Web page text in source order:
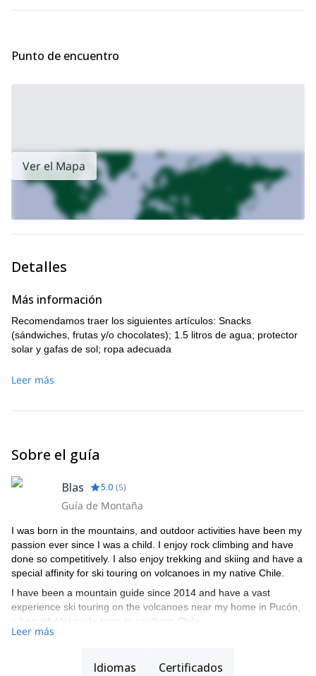
Punto de encuentro
Ver el Mapa
Detalles
Más información
Recomendamos traer los siguientes artículos: Snacks
(sándwiches, frutas y/o chocolates); 1.5 litros de agua; protector
solar y gafas de sol; ropa adecuada
Leer más
Sobre el guía
Blas 5.0 (5)
Guía de Montaña
I was born in the mountains, and outdoor activities have been my
passion ever since I was a child. I enjoy rock climbing and have
done so competitively. I also enjoy trekking and skiing and have a
special affinity for ski touring on volcanoes in my native Chile.
I have been a mountain guide since 2014 and have a vast
experience ski touring on the volcanoes near my home in Pucón,
a beautiful lakeside town in southern Chile.
most active volcano in all of South America, and you'll even have
Leer más
Idiomas Certificados